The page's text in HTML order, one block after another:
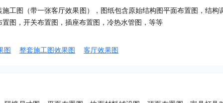
工图（带一张客厅效果图），图纸包含原始结构图平面布置图，结构
图，开关布置图，插座布置图，冷热水管图，等等
图 整套施工图效果图 客厅效果图